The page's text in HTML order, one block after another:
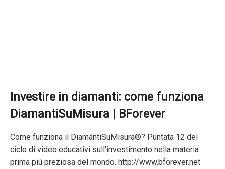
Investire in diamanti: come funziona
DiamantiSuMisura | BForever
Come funziona il DiamantiSuMisura®? Puntata 12 del
ciclo di video educativi sull'investimento nella materia
prima più preziosa del mondo. http://www.bforever.net